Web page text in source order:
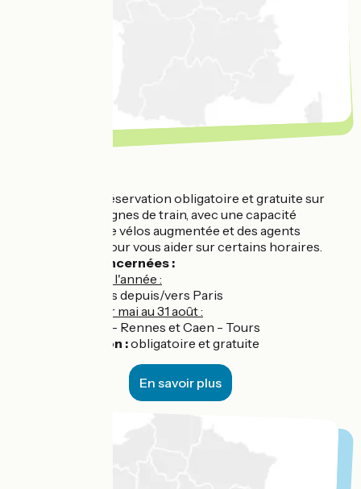
réservation obligatoire et gratuite sur
certaines lignes de train, avec une capacité
d'emport de vélos augmentée et des agents
présents pour vous aider sur certains horaires.
Lignes concernées :
Toute l'année :
Lignes depuis/vers Paris
Du 1er mai au 31 août :
Caen - Rennes et Caen - Tours
Réservation :obligatoire et gratuite
En savoir plus